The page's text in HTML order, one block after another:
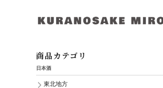
商品カテゴリ
日本酒
東北地方